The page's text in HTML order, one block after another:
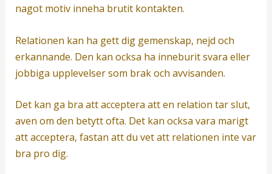
nagot motiv inneha brutit kontakten.
Relationen kan ha gett dig gemenskap, nejd och
erkannande. Den kan ocksa ha inneburit svara eller
jobbiga upplevelser som brak och avvisanden.
Det kan ga bra att acceptera att en relation tar slut,
aven om den betytt ofta. Det kan ocksa vara marigt
att acceptera, fastan att du vet att relationen inte var
bra pro dig.